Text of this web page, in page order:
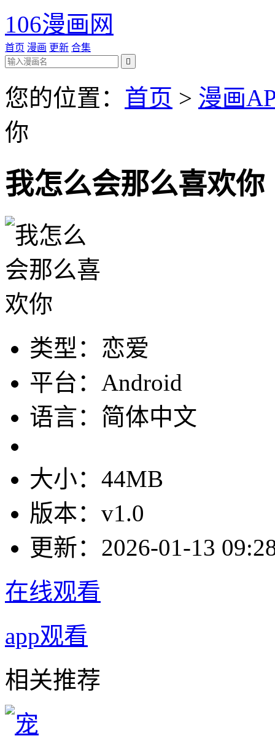
106漫画网
首页 漫画 更新 合集

您的位置： 首页 > 漫画
你
我怎么会那么喜欢你
类型：恋爱
平台：Android
语言：简体中文
大小：44MB
版本：v1.0
更新：2026-01-13
在线观看
app观看
相关推荐